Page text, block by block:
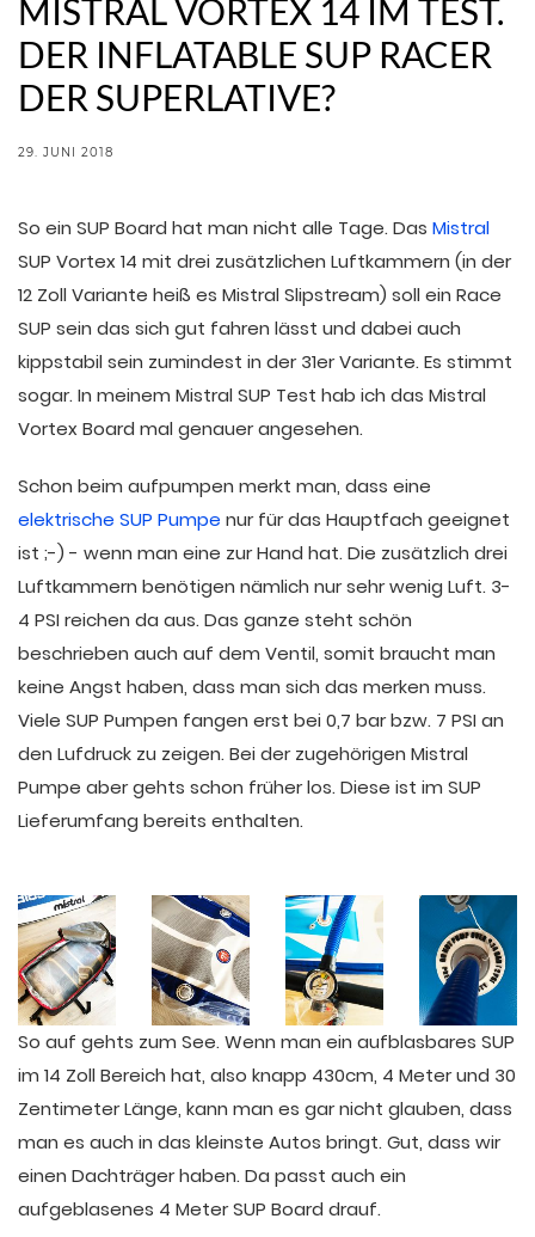
MISTRAL VORTEX 14 IM TEST.
DER INFLATABLE SUP RACER
DER SUPERLATIVE?
29. JUNI 2018
So ein SUP Board hat man nicht alle Tage. Das Mistral
SUP Vortex 14 mit drei zusätzlichen Luftkammern (in der
12 Zoll Variante heiß es Mistral Slipstream) soll ein Race
SUP sein das sich gut fahren lässt und dabei auch
kippstabil sein zumindest in der 31er Variante. Es stimmt
sogar. In meinem Mistral SUP Test hab ich das Mistral
Vortex Board mal genauer angesehen.
Schon beim aufpumpen merkt man, dass eine
elektrische SUP Pumpe nur für das Hauptfach geeignet
ist ;-) - wenn man eine zur Hand hat. Die zusätzlich drei
Luftkammern benötigen nämlich nur sehr wenig Luft. 3-
4 PSI reichen da aus. Das ganze steht schön
beschrieben auch auf dem Ventil, somit braucht man
keine Angst haben, dass man sich das merken muss.
Viele SUP Pumpen fangen erst bei 0,7 bar bzw. 7 PSI an
den Lufdruck zu zeigen. Bei der zugehörigen Mistral
Pumpe aber gehts schon früher los. Diese ist im SUP
Lieferumfang bereits enthalten.
So auf gehts zum See. Wenn man ein aufblasbares SUP
im 14 Zoll Bereich hat, also knapp 430cm, 4 Meter und 30
Zentimeter Länge, kann man es gar nicht glauben, dass
man es auch in das kleinste Autos bringt. Gut, dass wir
einen Dachträger haben. Da passt auch ein
aufgeblasenes 4 Meter SUP Board drauf.